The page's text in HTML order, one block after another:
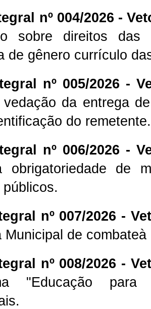
nº 004/2026 -
sobre direitos
de gênero currículo
nº 005/2026 -
da entrega
do remetente.
nº 006/2026 -
obrigatoriedade de
nº 007/2026 -
Municipal de
nº 008/2026 -
"Educação